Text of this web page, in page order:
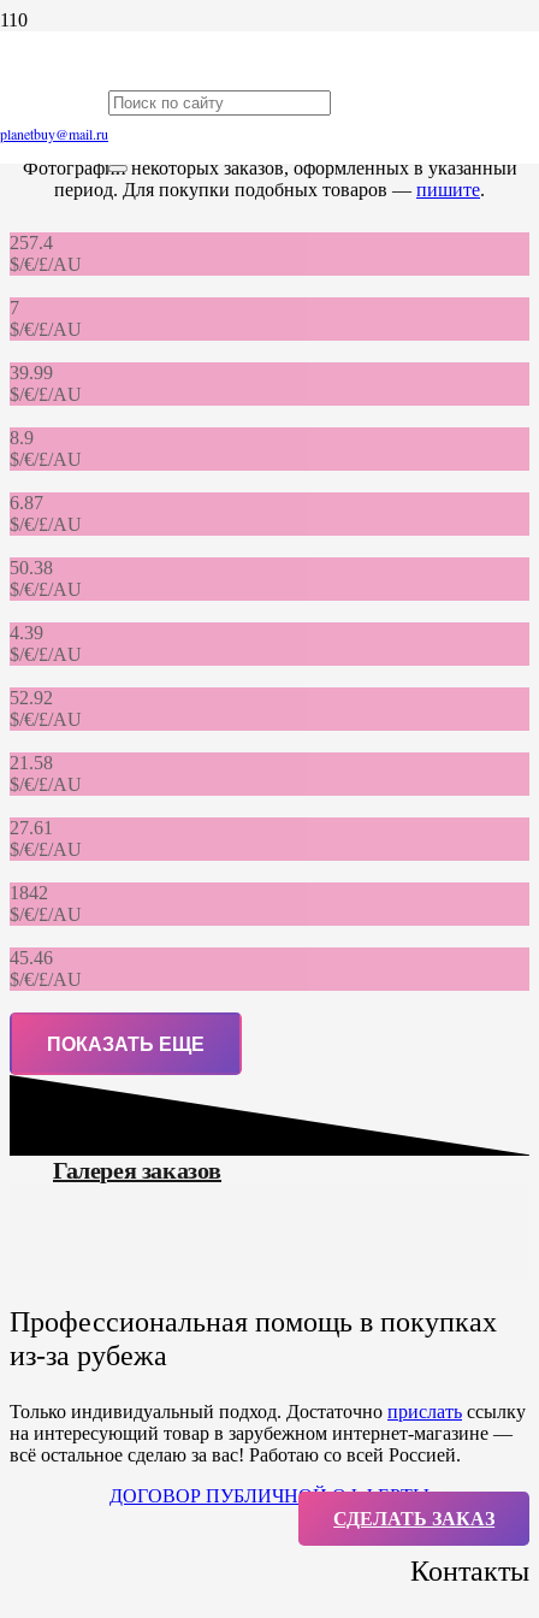
planetbuy@mail.ru
Фотографии некоторых заказов, оформленных в указанный
период. Для покупки подобных товаров — пишите.
257.4
$/€/£/AU
7
$/€/£/AU
39.99
$/€/£/AU
8.9
$/€/£/AU
6.87
$/€/£/AU
50.38
$/€/£/AU
4.39
$/€/£/AU
52.92
$/€/£/AU
21.58
$/€/£/AU
27.61
$/€/£/AU
1842
$/€/£/AU
45.46
$/€/£/AU
ПОКАЗАТЬ ЕЩЕ
Галерея заказов
Профессиональная помощь в покупках
из-за рубежа
Только индивидуальный подход. Достаточно прислать ссылку
на интересующий товар в зарубежном интернет-магазине —
всё остальное сделаю за вас! Работаю со всей Россией.
ДОГОВОР ПУБЛИЧНОЙ ОФФЕРТЫ
СДЕЛАТЬ ЗАКАЗ
Контакты